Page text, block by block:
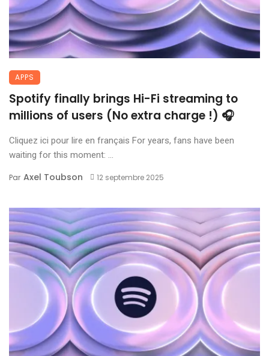
APPS
Spotify finally brings Hi-Fi streaming to
millions of users (No extra charge !) 🎧
Cliquez ici pour lire en français For years, fans have been
waiting for this moment: ...
Par Axel Toubson 12 septembre 2025